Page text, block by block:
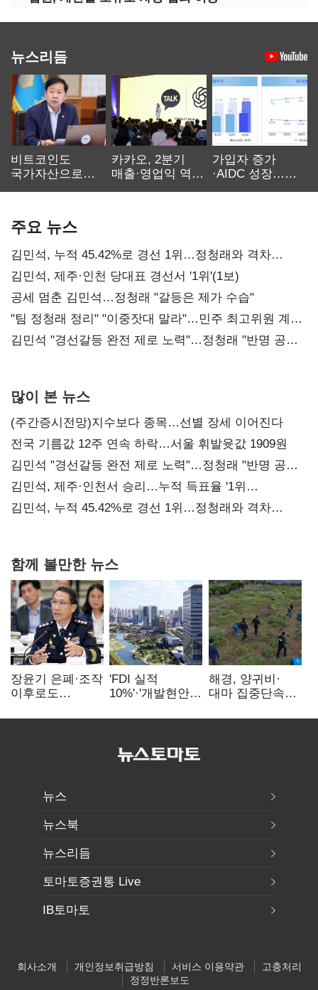
뉴스리듬
비트코인도
국가자산으로…'
카카오, 2분기
매출·영업익 역대
가입자 증가
·AIDC 성장…
주요 뉴스
김민석, 누적 45.42%로 경선 1위…정청래와 격차
0.86%p(2보)
김민석, 제주·인천 당대표 경선서 '1위'(1보)
공세 멈춘 김민석…정청래 "갈등은 제가 수습"
"팀 정청래 정리" "이중잣대 말라"…민주 최고위원 계파
다툼 격화
김민석 "경선갈등 완전 제로 노력"…정청래 "반명 공세
많이 본 뉴스
(주간증시전망)지수보다 종목…선별 장세 이어진다
전국 기름값 12주 연속 하락…서울 휘발윳값 1909원
김민석 "경선갈등 완전 제로 노력"…정청래 "반명 공세
사과부터"
김민석, 제주·인천서 승리…누적 득표율 '1위
탈환'(종합)
김민석, 누적 45.42%로 경선 1위…정청래와 격차
함께 볼만한 뉴스
장윤기 은폐·조작
이후로도
내부비위…경찰
'FDI 실적
10%'·'개발현안
인천경제청장
해경, 양귀비·
대마 집중단속…
249명 검거
뉴스
뉴스북
뉴스리듬
토마토증권통 Live
IB토마토
회사소개 개인정보취급방침 서비스 이용약관
고충처리
정정반론보도